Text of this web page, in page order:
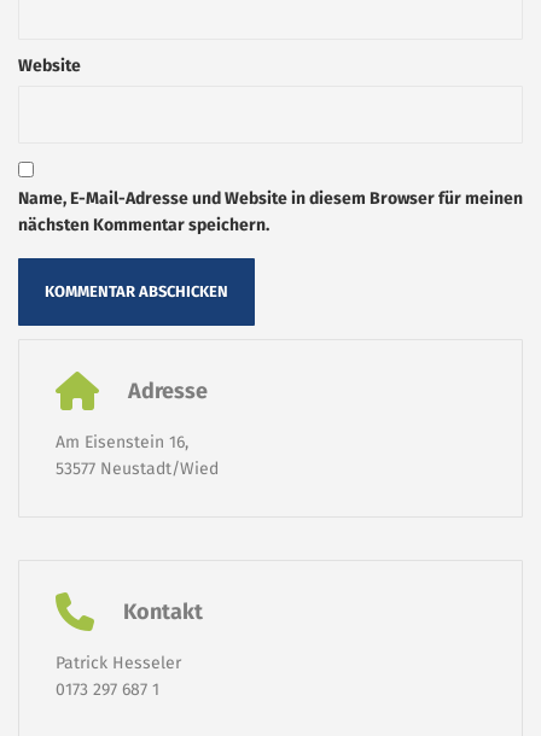
Website
Name, E-Mail-Adresse und Website in diesem Browser für meinen
nächsten Kommentar speichern.
Adresse
Am Eisenstein 16,
53577 Neustadt/Wied
Kontakt
Patrick Hesseler
0173 297 687 1